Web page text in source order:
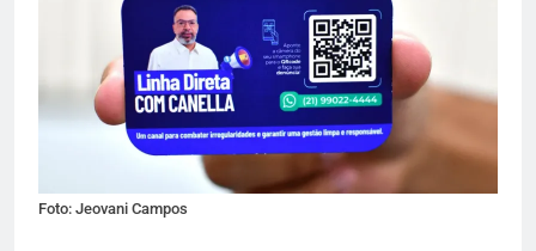
Foto: Jeovani Campos